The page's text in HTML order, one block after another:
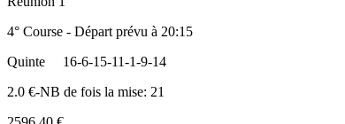
4° Course - Départ prévu à 20:15
Quinte
16-6-15-11-1-9-14
2.0 €-NB de fois la mise: 21